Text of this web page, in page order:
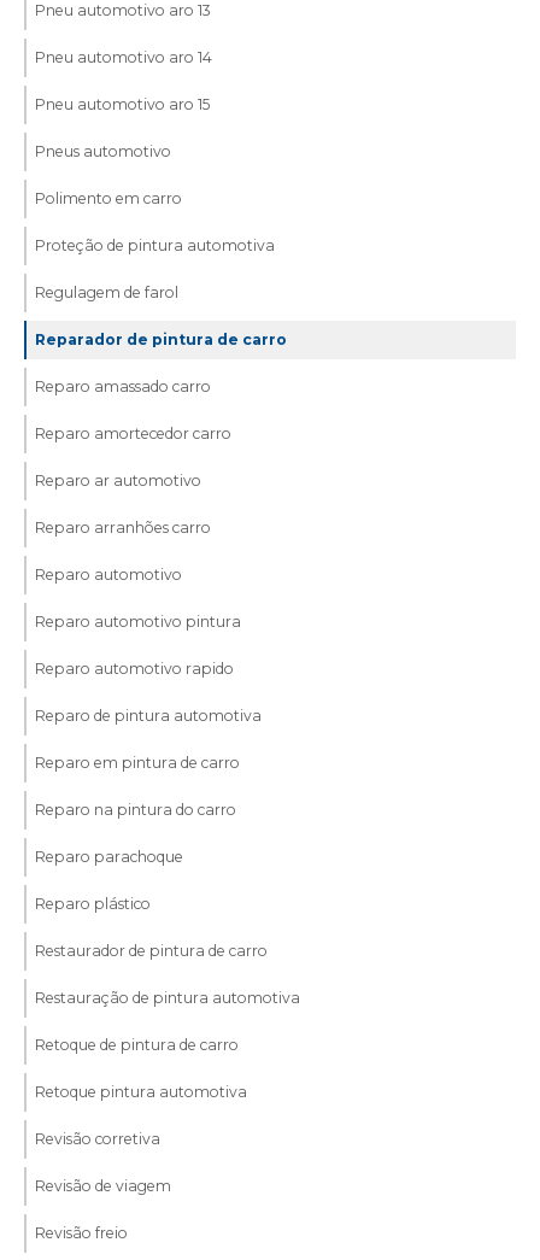
Pneu automotivo aro 13
Pneu automotivo aro 14
Pneu automotivo aro 15
Pneus automotivo
Polimento em carro
Proteção de pintura automotiva
Regulagem de farol
Reparador de pintura de carro
Reparo amassado carro
Reparo amortecedor carro
Reparo ar automotivo
Reparo arranhões carro
Reparo automotivo
Reparo automotivo pintura
Reparo automotivo rapido
Reparo de pintura automotiva
Reparo em pintura de carro
Reparo na pintura do carro
Reparo parachoque
Reparo plástico
Restaurador de pintura de carro
Restauração de pintura automotiva
Retoque de pintura de carro
Retoque pintura automotiva
Revisão corretiva
Revisão de viagem
Revisão freio